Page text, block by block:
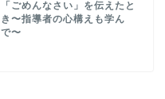
「ごめんなさい」を伝えたと
き〜指導者の心構えも学ん
で〜